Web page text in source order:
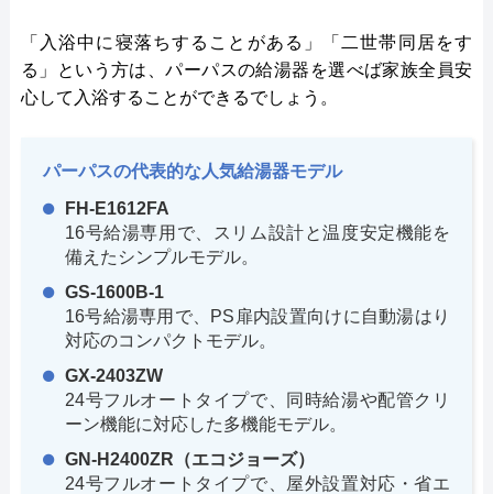
「入浴中に寝落ちすることがある」「二世帯同居をす
る」という方は、パーパスの給湯器を選べば家族全員安
心して入浴することができるでしょう。
パーパスの代表的な人気給湯器モデル
FH-E1612FA
16号給湯専用で、スリム設計と温度安定機能を
備えたシンプルモデル。
GS-1600B-1
16号給湯専用で、PS扉内設置向けに自動湯はり
対応のコンパクトモデル。
GX-2403ZW
24号フルオートタイプで、同時給湯や配管クリ
ーン機能に対応した多機能モデル。
GN-H2400ZR（エコジョーズ）
24号フルオートタイプで、屋外設置対応・省エ